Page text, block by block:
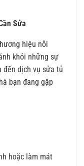
Sửa
hiệu nỗi
khỏi những sự
đến dịch vụ sửa tủ
bạn đang gặp
hoặc làm mát